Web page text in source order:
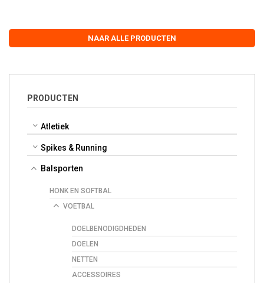
NAAR ALLE PRODUCTEN
PRODUCTEN
Atletiek
Spikes & Running
Balsporten
HONK EN SOFTBAL
VOETBAL
DOELBENODIGDHEDEN
DOELEN
NETTEN
ACCESSOIRES